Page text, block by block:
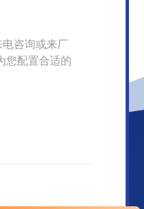
咨询或来厂
您配置合适的